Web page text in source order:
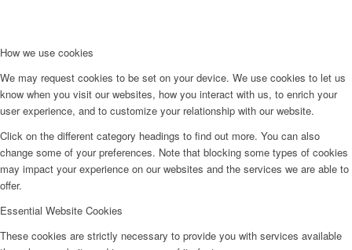
How we use cookies
We may request cookies to be set on your device. We use cookies to let us
know when you visit our websites, how you interact with us, to enrich your
user experience, and to customize your relationship with our website.
Click on the different category headings to find out more. You can also
change some of your preferences. Note that blocking some types of cookies
may impact your experience on our websites and the services we are able to
offer.
Essential Website Cookies
These cookies are strictly necessary to provide you with services available